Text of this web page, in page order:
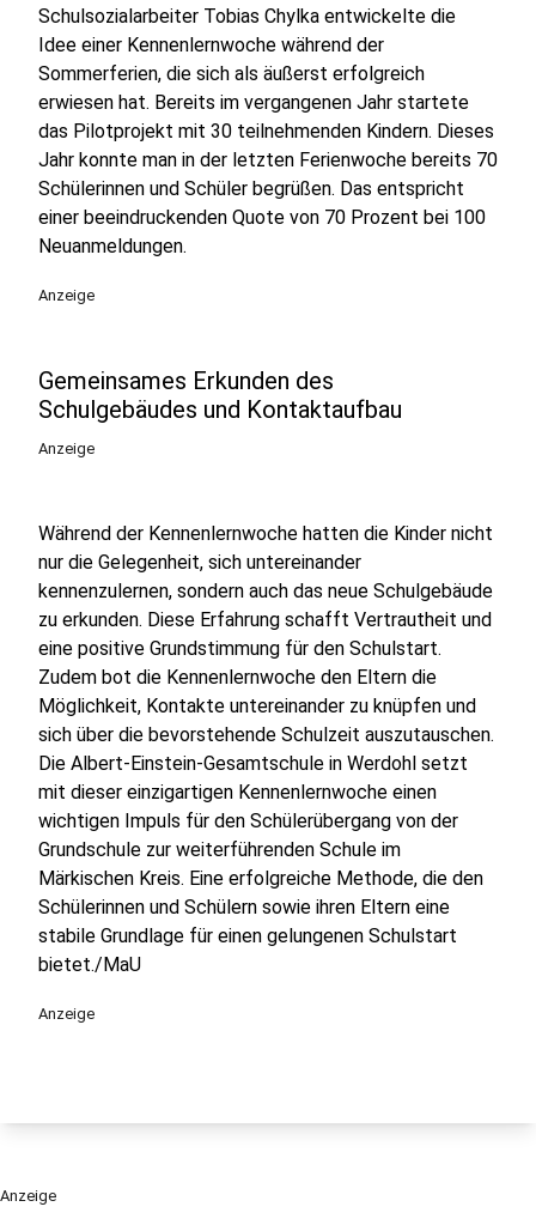
Schulsozialarbeiter Tobias Chylka entwickelte die
Idee einer Kennenlernwoche während der
Sommerferien, die sich als äußerst erfolgreich
erwiesen hat. Bereits im vergangenen Jahr startete
das Pilotprojekt mit 30 teilnehmenden Kindern. Dieses
Jahr konnte man in der letzten Ferienwoche bereits 70
Schülerinnen und Schüler begrüßen. Das entspricht
einer beeindruckenden Quote von 70 Prozent bei 100
Neuanmeldungen.
Anzeige
Gemeinsames Erkunden des
Schulgebäudes und Kontaktaufbau
Anzeige
Während der Kennenlernwoche hatten die Kinder nicht
nur die Gelegenheit, sich untereinander
kennenzulernen, sondern auch das neue Schulgebäude
zu erkunden. Diese Erfahrung schafft Vertrautheit und
eine positive Grundstimmung für den Schulstart.
Zudem bot die Kennenlernwoche den Eltern die
Möglichkeit, Kontakte untereinander zu knüpfen und
sich über die bevorstehende Schulzeit auszutauschen.
Die Albert-Einstein-Gesamtschule in Werdohl setzt
mit dieser einzigartigen Kennenlernwoche einen
wichtigen Impuls für den Schülerübergang von der
Grundschule zur weiterführenden Schule im
Märkischen Kreis. Eine erfolgreiche Methode, die den
Schülerinnen und Schülern sowie ihren Eltern eine
stabile Grundlage für einen gelungenen Schulstart
bietet./MaU
Anzeige
Anzeige